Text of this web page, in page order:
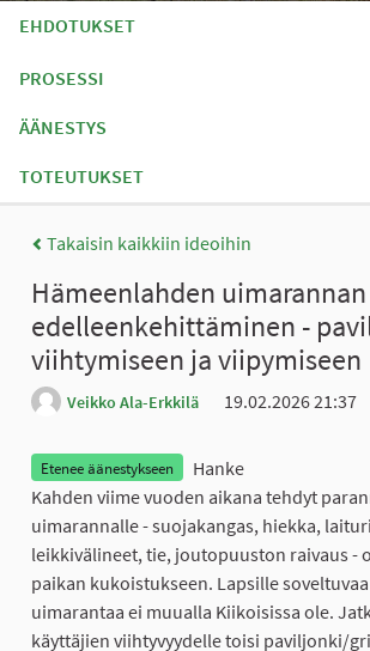
EHDOTUKSET
PROSESSI
ÄÄNESTYS
TOTEUTUKSET
Takaisin kaikkiin ideoihin
Hämeenlahden uimarannan
edelleenkehittäminen -
viihtymiseen ja viipymiseen
Veikko Ala-Erkkilä
19.02.2026 21:37
Etenee äänestykseen
Hanke
Kahden viime vuoden aikana tehdyt
uimarannalle - suojakangas, hiekka,
leikkivälineet, tie, joutopuuston raivaus -
paikan kukoistukseen. Lapsille
uimarantaa ei muualla Kiikoisissa ole.
käyttäjien viihtyvyydelle toisi paviljonki/